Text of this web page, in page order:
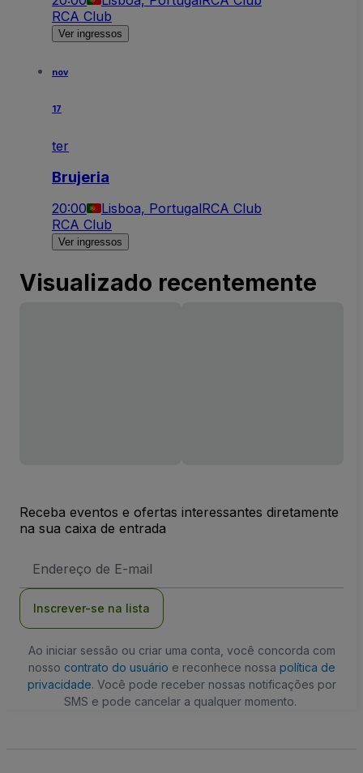
RCA Club
Ver ingressos
nov
17
ter
Brujeria
20:00 Lisboa, PortugalRCA Club
RCA Club
Ver ingressos
Visualizado recentemente
Receba eventos e ofertas interessantes diretamente
na sua caixa de entrada
de
Inscrever-se na lista
Ao iniciar sessão ou criar uma conta, você concorda com
nosso contrato do usuário e reconhece nossa política de
privacidade. Você pode receber nossas notificações por
SMS e pode cancelar a qualquer momento.